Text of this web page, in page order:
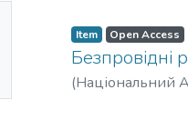
Item Open Access
Безпровідні
(Національний